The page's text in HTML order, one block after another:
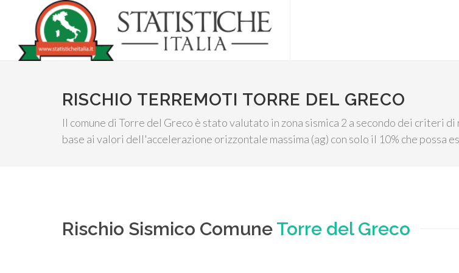
RISCHIO TERREMOTI TORRE DEL GRECO
Il comune di Torre del Greco è stato valutato in zona sismica 2 a secondo dei criteri
base ai valori dell'accelerazione orizzontale massima (ag) con solo il 10% che possa
Rischio Sismico Comune Torre del Greco